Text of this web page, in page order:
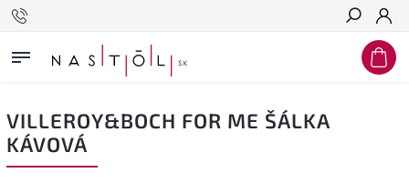
Hľadať
VILLEROY&BOCH FOR ME ŠÁLKA
KÁVOVÁ